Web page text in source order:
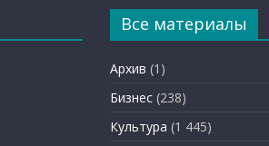
Все материалы
Архив (1)
Бизнес (238)
Культура (1 445)